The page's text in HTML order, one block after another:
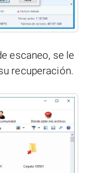
escaneo, se le
recuperación.